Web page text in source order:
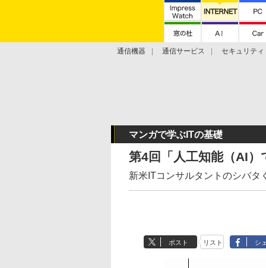
通信機器 通信サービス
セキュリティ
マンガで学ぶITの基礎
第4回「人工知能（AI
新米ITコンサルタントのシバタ
ポスト リスト シ